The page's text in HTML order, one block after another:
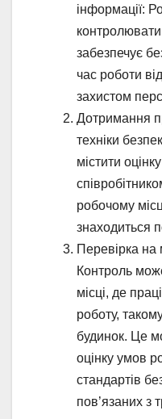
інформації:
забезпечує
час роботи
захистом
Дотримання
техніки
містити
робочому
знаходиться
Перевірка на
Контроль
місці, де
роботу,
будинок. Це
оцінку умов
стандартів
пов’язаних з